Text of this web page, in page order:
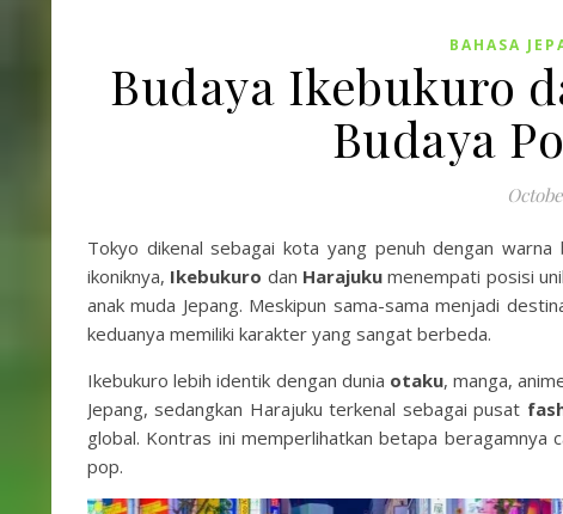
BAHASA
Budaya Ikebukuro
Budaya
Tokyo dikenal sebagai kota yang penuh dengan
ikoniknya, Ikebukuro dan Harajukumenempati posisi
anak muda Jepang. Meskipun sama-sama menjadi
keduanya memiliki karakter yang sangat berbeda.
Ikebukuro lebih identik dengan dunia otaku, manga,
Jepang, sedangkan Harajuku terkenal sebagai pusat
global. Kontras ini memperlihatkan betapa beragamnya
pop.